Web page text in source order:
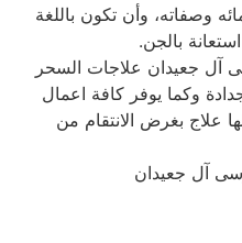
وصفاته، وأن تكون باللغة
بالجن.
آل جعيدان علاجات السحر
وكما يوفر كافة اعمال
علاج بغرض الانتقام من
آل جعيدان